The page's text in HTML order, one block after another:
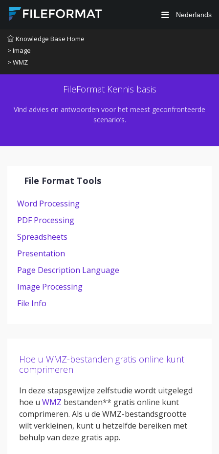
Nederlands
Knowledge Base Home
> Image
> WMZ
FileFormat Kennis basis
Vind advies en antwoorden voor het meest geconfronteerde
scenario’s.
File Format Tools
Word Processing
PDF Processing
Spreadsheets
Presentation
Page Description Language
Image Processing
File Info
Hoe u WMZ-bestanden gratis online kunt
comprimeren
In deze stapsgewijze zelfstudie wordt uitgelegd
hoe u WMZ bestanden** gratis online kunt
comprimeren. Als u de WMZ-bestandsgrootte
wilt verkleinen, kunt u hetzelfde bereiken met
behulp van deze gratis app.